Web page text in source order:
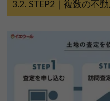
STEP2｜複数の不